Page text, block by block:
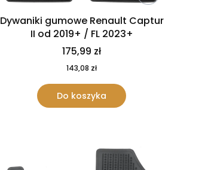
Dywaniki gumowe Renault Captur
II od 2019+ / FL 2023+
175,99 zł
143,08 zł
Do koszyka